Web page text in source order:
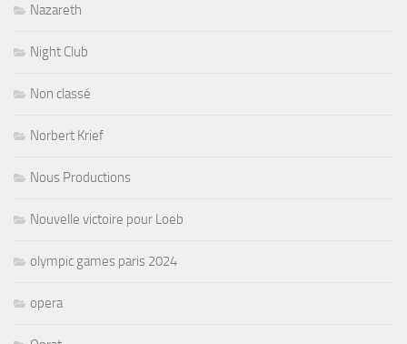
Nazareth
Night Club
Non classé
Norbert Krief
Nous Productions
Nouvelle victoire pour Loeb
olympic games paris 2024
opera